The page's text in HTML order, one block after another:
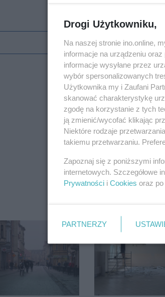
Obserwuj nas w
Drogi Użytkowniku,
Na naszej stronie ino.online,
informacje na urządzeniu
informacje wysyłane przez
wybór spersonalizowanych
Użytkownika my i Zaufani
skanować charakterystykę
zgodę na korzystanie z tych
ją zmienić/wycofać klikając
Niektóre rodzaje
takiemu przetwarzaniu.
Zapoznaj się z poniższymi
internetowych. Szczegółowe
Prywatności i Cookies oraz po
PARTNERZY